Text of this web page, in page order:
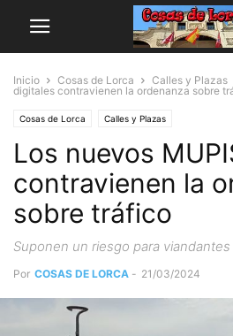
Inicio Cosas de Lorca Calles y Plazas
digitales contravienen la ordenanza sobre
Cosas de Lorca Calles y Plazas
Los nuevos
contravienen la
sobre tráfico
Suponen un riesgo para
Por COSAS DE LORCA - 21/03/2024